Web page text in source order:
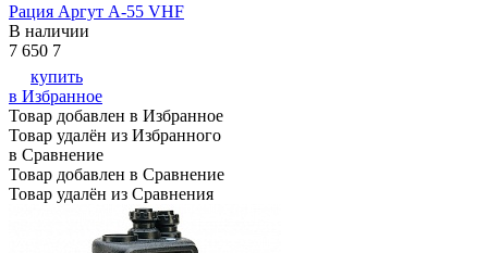
Рация Аргут А-55 VHF
В наличии
7 650 7
купить
в Избранное
Товар добавлен в Избранное
Товар удалён из Избранного
в Сравнение
Товар добавлен в Сравнение
Товар удалён из Сравнения